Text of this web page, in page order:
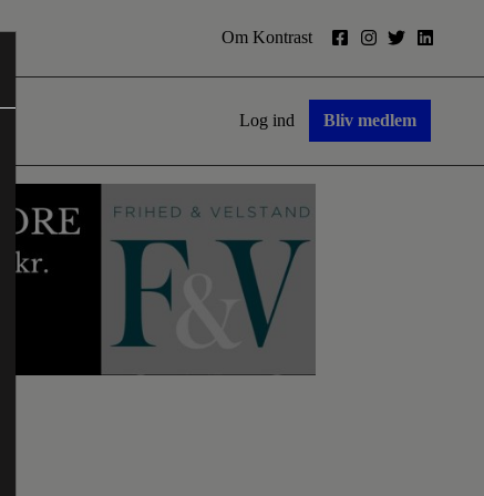
Om Kontrast
Log ind Bliv medlem